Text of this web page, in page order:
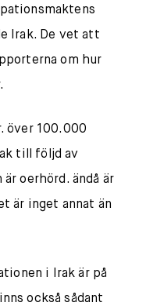
Irak. De vet att
om hur
över 100.000
till följd av
oerhörd. ändå är
är inget annat än
i Irak är på
också sådant